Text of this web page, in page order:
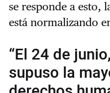
se responde a esto,
está normalizando
“El 24 de
supuso la